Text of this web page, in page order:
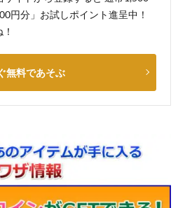
円分」お試しポイント進呈中！
無料であそぶ